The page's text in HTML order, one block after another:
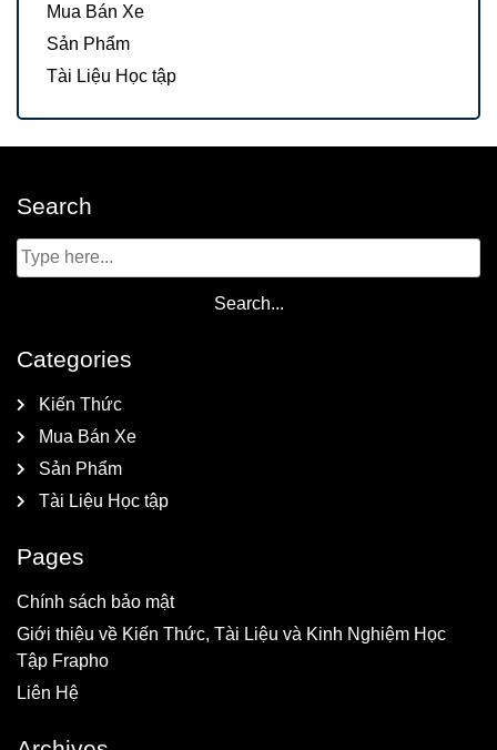
Mua Bán Xe
Sản Phẩm
Tài Liệu Học tập
Search
Categories
Kiến Thức
Mua Bán Xe
Sản Phẩm
Tài Liệu Học tập
Pages
Chính sách bảo mật
Giới thiệu về Kiến Thức, Tài Liệu và Kinh Nghiệm Học
Tập Frapho
Liên Hệ